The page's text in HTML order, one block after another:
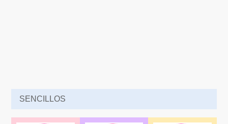
SENCILLOS